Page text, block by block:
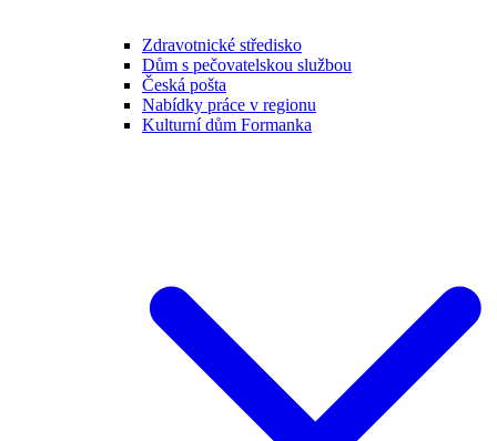
Zdravotnické středisko
Dům s pečovatelskou službou
Česká pošta
Nabídky práce v regionu
Kulturní dům Formanka